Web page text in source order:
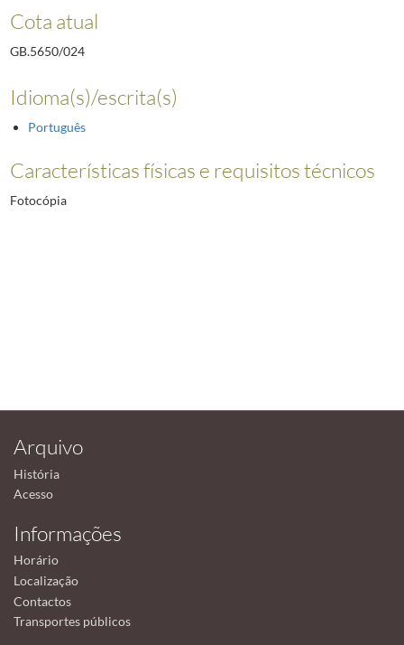
Cota atual
GB.5650/024
Idioma(s)/escrita(s)
Português
Características físicas e requisitos técnicos
Fotocópia
Arquivo
História
Acesso
Informações
Horário
Localização
Contactos
Transportes públicos